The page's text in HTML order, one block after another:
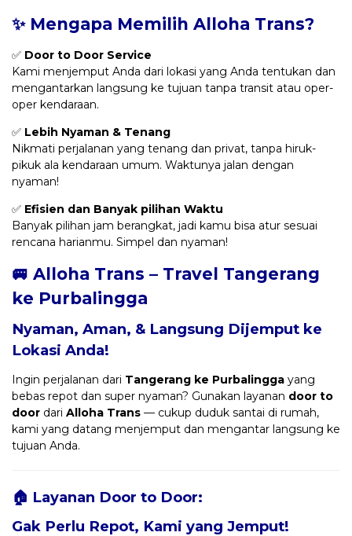
✨ Mengapa Memilih Alloha Trans?
✅ Door to Door Service
Kami menjemput Anda dari lokasi yang Anda tentukan dan
mengantarkan langsung ke tujuan tanpa transit atau oper-
oper kendaraan.
✅ Lebih Nyaman & Tenang
Nikmati perjalanan yang tenang dan privat, tanpa hiruk-
pikuk ala kendaraan umum. Waktunya jalan dengan
nyaman!
✅ Efisien dan Banyak pilihan Waktu
Banyak pilihan jam berangkat, jadi kamu bisa atur sesuai
rencana harianmu. Simpel dan nyaman!
🚐 Alloha Trans – Travel Tangerang
ke Purbalingga
Nyaman, Aman, & Langsung Dijemput ke
Lokasi Anda!
Ingin perjalanan dari Tangerang ke Purbalingga yang
bebas repot dan super nyaman? Gunakan layanan door to
door dari Alloha Trans — cukup duduk santai di rumah,
kami yang datang menjemput dan mengantar langsung ke
tujuan Anda.
🏠 Layanan Door to Door:
Gak Perlu Repot, Kami yang Jemput!